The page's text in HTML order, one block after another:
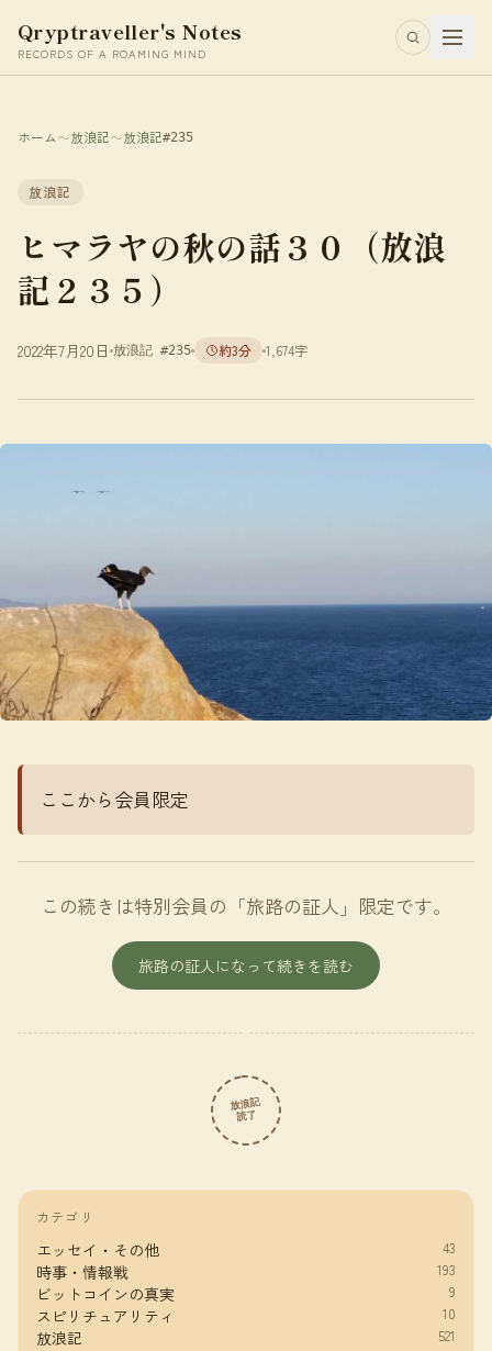
Qryptraveller's Notes
RECORDS OF A ROAMING MIND
ホーム〜放浪記〜放浪記#235
放浪記
ヒマラヤの秋の話３０（放浪
記２３５）
2022年7月20日 放浪記 #235 約3分 1,674字
ここから会員限定
この続きは特別会員の「旅路の証人」限定です。
旅路の証人になって続きを読む
放浪記
読了
カテゴリ
エッセイ・その他 43
時事・情報戦 193
ビットコインの真実 9
スピリチュアリティ 10
放浪記 521